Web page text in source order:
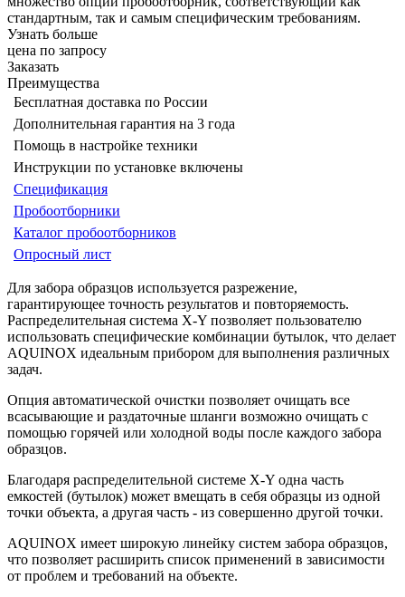
стандартным, так и самым специфическим требованиям.
Узнать больше
цена по запросу
Заказать
Преимущества
Бесплатная доставка по России
Дополнительная гарантия на 3 года
Помощь в настройке техники
Инструкции по установке включены
Спецификация
Пробоотборники
Каталог пробоотборников
Опросный лист
Для забора образцов используется разрежение,
гарантирующее точность результатов и повторяемость.
Распределительная система X-Y позволяет пользователю
использовать специфические комбинации бутылок, что делает
AQUINOX идеальным прибором для выполнения различных
задач.
Опция автоматической очистки позволяет очищать все
всасывающие и раздаточные шланги возможно очищать с
помощью горячей или холодной воды после каждого забора
образцов.
Благодаря распределительной системе X-Y одна часть
емкостей (бутылок) может вмещать в себя образцы из одной
точки объекта, а другая часть - из совершенно другой точки.
AQUINOX имеет широкую линейку систем забора образцов,
что позволяет расширить список применений в зависимости
от проблем и требований на объекте.